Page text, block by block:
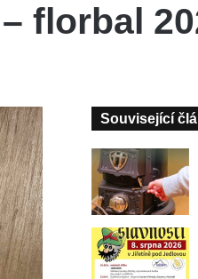
florbal
Související